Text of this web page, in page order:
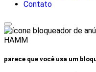
Contato
HAMM
parece que você usa um